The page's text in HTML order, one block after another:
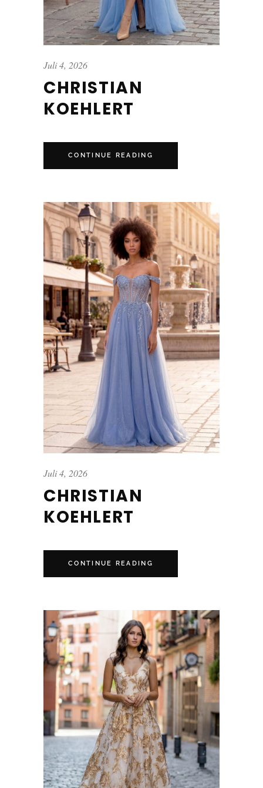
Juli 4, 2026
CHRISTIAN
KOEHLERT
CONTINUE READING
Juli 4, 2026
CHRISTIAN
KOEHLERT
CONTINUE READING